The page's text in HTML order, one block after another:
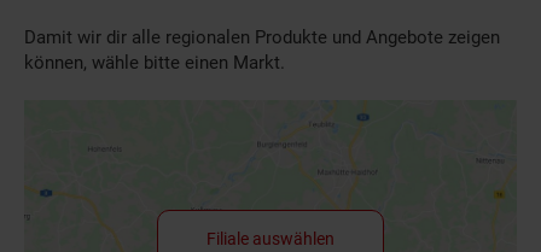
Damit wir dir alle regionalen Produkte und Angebote zeigen
können, wähle bitte einen Markt.
Filiale auswählen